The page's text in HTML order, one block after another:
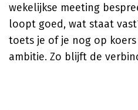
wekelijkse meeting
loopt goed, wat staat
toets je of je nog op
ambitie. Zo blijft de